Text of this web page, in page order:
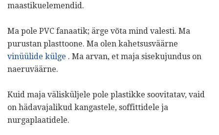
maastikuelemendid.
Ma pole PVC fanaatik; ärge võta mind valesti. Ma
purustan plasttoone. Ma olen kahetsusväärne
vinüülide külge . Ma arvan, et maja sisekujundus on
naeruväärne.
Kuid maja välisküljele pole plastikke soovitatav, vaid
on hädavajalikud kangastele, soffittidele ja
nurgaplaatidele.